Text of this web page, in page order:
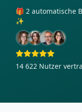
🎁 2 automatische
✨
14 622 Nutzer